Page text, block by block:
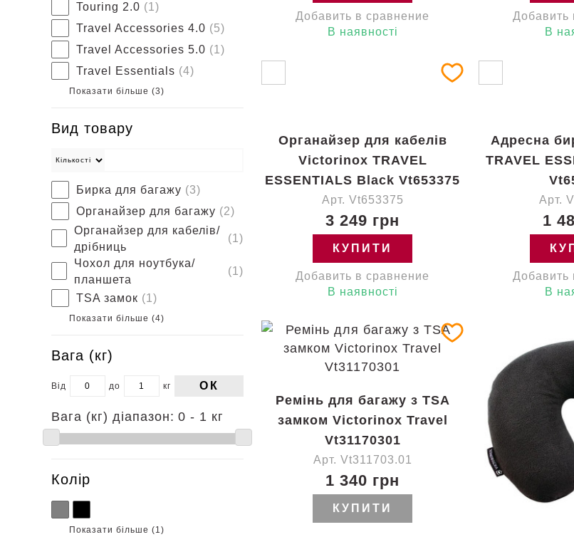
Touring 2.0 (1)
Travel Accessories 4.0 (5)
Travel Accessories 5.0 (1)
Travel Essentials (4)
Показати більше (3)
Вид товару
Бирка для багажу (3)
Органайзер для багажу (2)
Органайзер для кабелів/
дрібниць
(1)
Чохол для ноутбука/
планшета
(1)
TSA замок (1)
Показати більше (4)
Вага (кг)
Від до кг ОК
Вага (кг) діапазон: 0 - 1 кг
Колір
Показати більше (1 )
Добавить в сравнение
В наявності
Добавить
В
Органайзер для кабелів
Victorinox TRAVEL
ESSENTIALS Black Vt653375
Арт. Vt653375
3 249 грн
КУПИТИ
Добавить в сравнение
В наявності
Адресна
TRAVEL
Арт.
1
Добавить
В
Ремінь для багажу з TSA
замком Victorinox Travel
Vt31170301
Арт. Vt311703.01
1 340 грн
КУПИТИ